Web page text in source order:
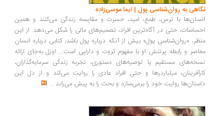
به روان‌شناسی پول | ایما موسی‌زاده
با ترس، طمع، امید، حسرت و مقایسه زندگی می‌کنند و همین
حتی در آگاه‌ترین افراد، تصمیم‌های مالی را شکل می‌دهد. از این
«روان‌شناسی پول» بیش از آنکه درباره پول باشد، کتابی درباره انسان
و رابطه پرتنش او با مفهوم ثروت و دارایی است... اوزل به‌جای ارائه
مستقیم یا توصیه‌های دستوری، تجربه زندگی سرمایه‌گذاران،
میلیاردرها و حتی افراد عادی را روایت می‌کند و از دل این
روایت خود را برمی‌سازد و بحث را به پیش می‌راند ...